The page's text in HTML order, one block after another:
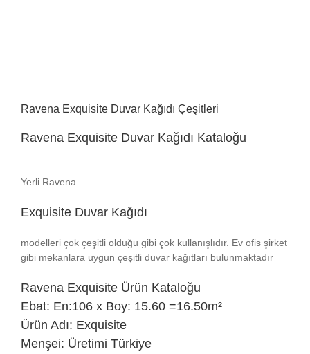
Ravena Exquisite Duvar Kağıdı Çeşitleri
Ravena Exquisite Duvar Kağıdı Kataloğu
Yerli Ravena
Exquisite Duvar Kağıdı
modelleri çok çeşitli olduğu gibi çok kullanışlıdır. Ev ofis şirket
gibi mekanlara uygun çeşitli duvar kağıtları bulunmaktadır
Ravena Exquisite Ürün Kataloğu
Ebat: En:106 x Boy: 15.60 =16.50m²
Ürün Adı: Exquisite
Menşei: Üretimi Türkiye